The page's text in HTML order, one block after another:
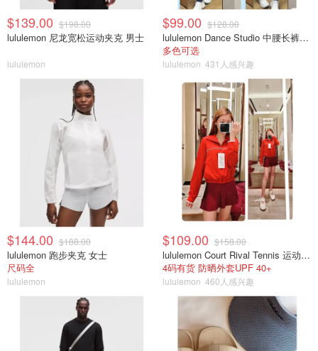
$139.00 $198.00
lululemon 尼龙宽松运动夹克 男士
lululemon
$99.00 $128.00
lululemon Dance Studio 中腰长裤 女装常规款
多色可选
lululemon 431人感兴趣
$144.00 $188.00
lululemon 跑步夹克 女士
尺码全
lululemon
$109.00 $158.00
lululemon Court Rival Tennis 运动夹克 女士
4码有货 防晒外套UPF 40+
lululemon 460人感兴趣